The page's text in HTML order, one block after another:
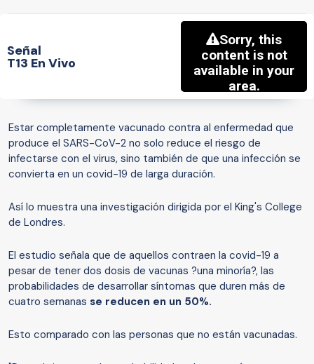
Señal
T13 En Vivo
Estar completamente vacunado contra al enfermedad que
produce el SARS-CoV-2 no solo reduce el riesgo de
infectarse con el virus, sino también de que una infección se
convierta en un covid-19 de larga duración.
Así lo muestra una investigación dirigida por el King's College
de Londres.
El estudio señala que de aquellos contraen la covid-19 a
pesar de tener dos dosis de vacunas ?una minoría?, las
probabilidades de desarrollar síntomas que duren más de
cuatro semanas se reducen en un 50%.
Esto comparado con las personas que no están vacunadas.